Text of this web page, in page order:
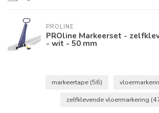
PROLINE
PROline Markeerset -
- wit - 50 mm
markeertape (56)
zelfklevende vloermarkering